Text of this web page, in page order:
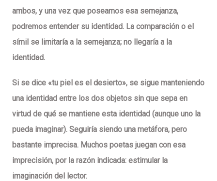
ambos, y una vez que poseamos esa semejanza,
podremos entender su identidad. La comparación o el
símil se limitaría a la semejanza; no llegaría a la
identidad.
Si se dice «tu piel es el desierto», se sigue manteniendo
una identidad entre los dos objetos sin que sepa en
virtud de qué se mantiene esta identidad (aunque uno la
pueda imaginar). Seguiría siendo una metáfora, pero
bastante imprecisa. Muchos poetas juegan con esa
imprecisión, por la razón indicada: estimular la
imaginación del lector.